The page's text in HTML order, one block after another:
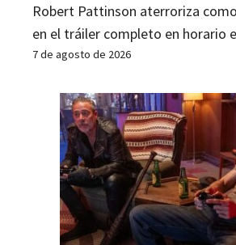
Robert Pattinson aterroriza
en el tráiler completo en horario
7 de agosto de 2026